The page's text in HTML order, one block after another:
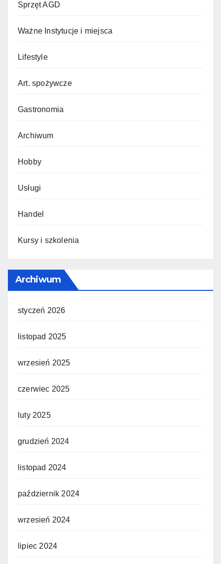
Sprzęt AGD
Ważne Instytucje i miejsca
Lifestyle
Art. spożywcze
Gastronomia
Archiwum
Hobby
Usługi
Handel
Kursy i szkolenia
Archiwum
styczeń 2026
listopad 2025
wrzesień 2025
czerwiec 2025
luty 2025
grudzień 2024
listopad 2024
październik 2024
wrzesień 2024
lipiec 2024